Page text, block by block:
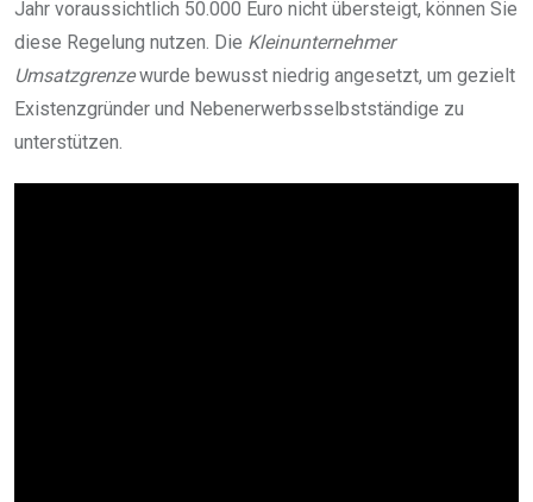
Jahr voraussichtlich 50.000 Euro nicht übersteigt, können Sie
diese Regelung nutzen. Die Kleinunternehmer
Umsatzgrenzewurde bewusst niedrig angesetzt, um gezielt
Existenzgründer und Nebenerwerbsselbstständige zu
unterstützen.